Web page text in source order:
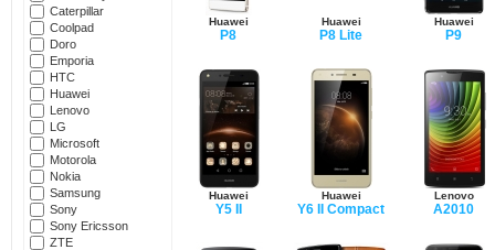
Caterpillar
Coolpad
Doro
Emporia
HTC
Huawei
Lenovo
LG
Microsoft
Motorola
Nokia
Samsung
Sony
Sony Ericsson
ZTE
Huawei
P8
Huawei
P8 Lite
Huawei
P9
Huawei
Y5 II
Huawei
Y6 II Compact
Lenovo
A2010